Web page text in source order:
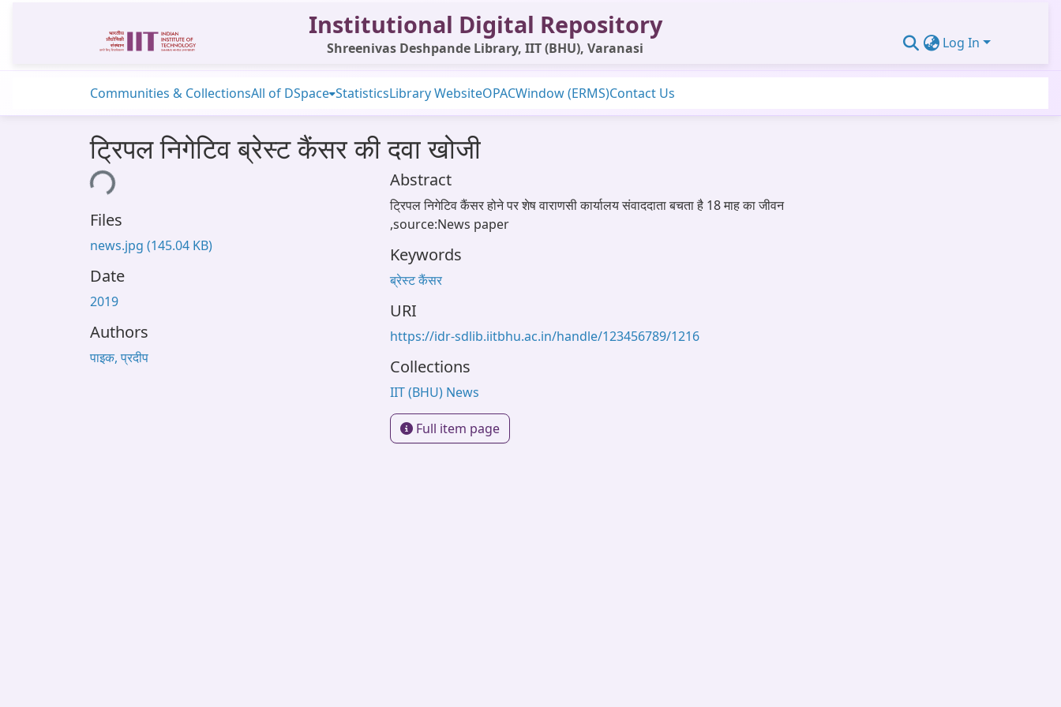
Institutional Digital Repository
Shreenivas Deshpande Library, IIT (BHU), Varanasi Log In
Communities & CollectionsAll of DSpace StatisticsLibrary WebsiteOPACWindow (ERMS)Contact Us
ट्रिपल निगेटिव ब्रेस्ट कैंसर की दवा खोजी
Loading...
Files
news.jpg (145.04 KB)
Date
2019
Authors
पाइक, प्रदीप
Abstract
ट्रिपल निगेटिव कैंसर होने पर शेष वाराणसी कार्यालय संवाददाता बचता है 18 माह का जीवन
,source:News paper
Keywords
ब्रेस्ट कैंसर
URI
https://idr-sdlib.iitbhu.ac.in/handle/123456789/1216
Collections
IIT (BHU) News
Full item page